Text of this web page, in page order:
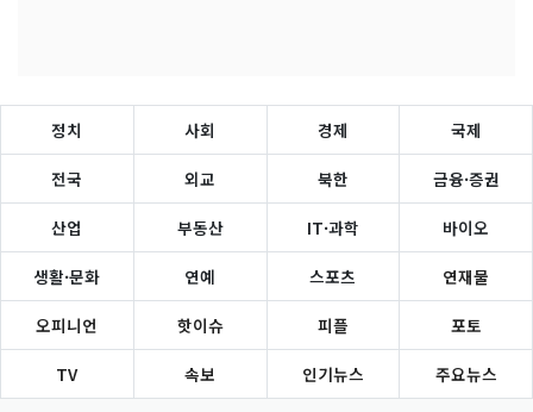
정치 사회 경제 국제
전국 외교 북한 금융·증권
산업 부동산 IT·과학 바이오
생활·문화 연예 스포츠 연재물
오피니언 핫이슈 피플 포토
TV 속보 인기뉴스 주요뉴스